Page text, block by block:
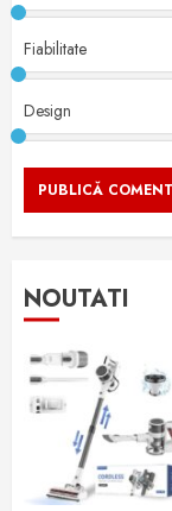
Fiabilitate
Design
NOUTATI